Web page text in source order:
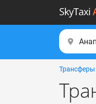
Трансферы